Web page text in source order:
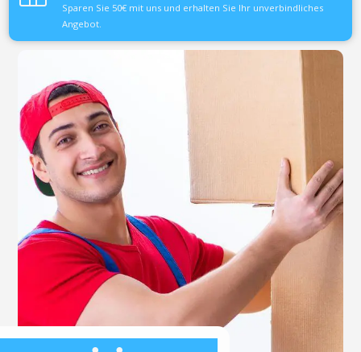
Sparen Sie 50€ mit uns und erhalten Sie Ihr unverbindliches
Angebot.